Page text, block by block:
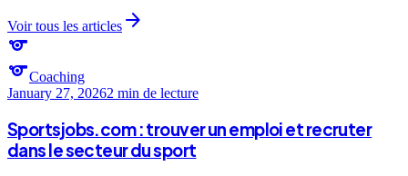
Voir tous les articles arrow_forward
sports
sportsCoaching
January 27, 20262 min de lecture
Sportsjobs.com : trouver un emploi et recruter
dans le secteur du sport